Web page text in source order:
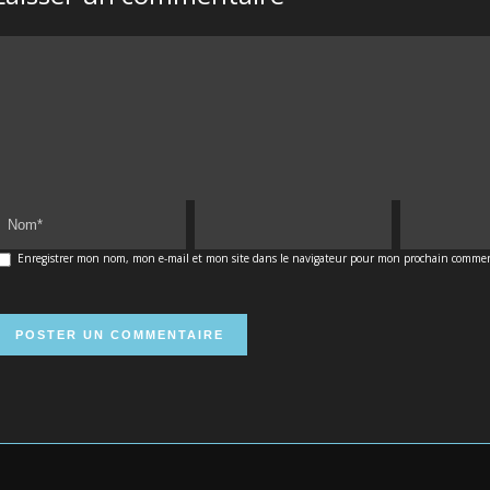
Enregistrer mon nom, mon e-mail et mon site dans le navigateur pour mon prochain